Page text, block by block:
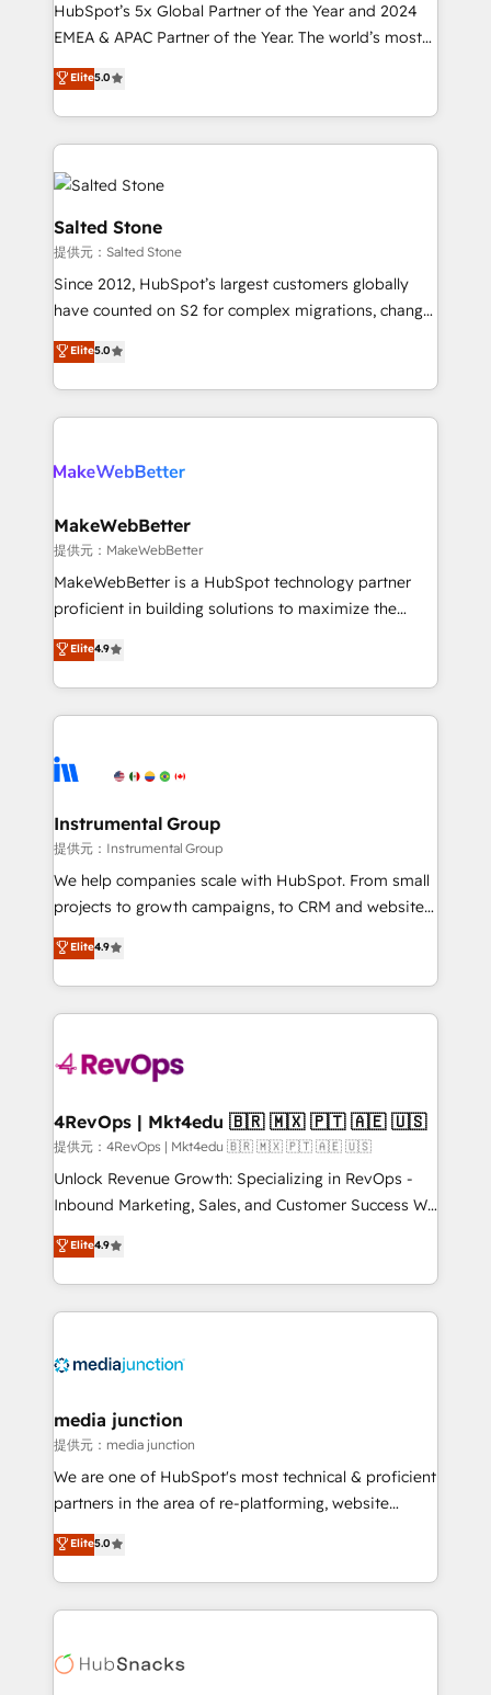
HubSpot’s 5x Global Partner of the Year and 2024
EMEA & APAC Partner of the Year. The world’s most
experienced and fully accredited HubSpot Solutions
Partner. 🚀 With 2,750+ HubSpot projects delivered
and 370+ specialists across EMEA, APAC and NAM,
we de-risk complex CRM programmes and
accelerate ROI across every HubSpot Hub. 🧭 From
multi-region migrations to AI-powered automation,
we turn complexity into clarity, human at global
scale. 🏆 HubSpot’s CEO called us “the partner of the
future.” Others agree it is proof of trust built through
measurable impact.
Elite5.0
Salted Stone
提供元：Salted Stone
Since 2012, HubSpot’s largest customers globally
have counted on S2 for complex migrations, change
management, systems integration, and creative
solutions that deliver measurable impact and
transform brand experiences As one of the few full-
service creative agencies in the HubSpot
winning design to build scalable, globally
marketing campaigns, & RevOps frameworks that
fuel long-term success We connect the entire
customer lifecycle through seamless integrations,
ensure long-term adoption with change-
and service to drive sustainable growth With 6 key
HubSpot accreditations and experience across
teams has worked with clients just like you Let’s
explore whether S2 is the partner you’ve been
Elite5.0
MakeWebBetter
提供元：MakeWebBetter
MakeWebBetter is a HubSpot technology partner
proficient in building solutions to maximize the
operational efficiency of HubSpot. The fastest-
growing tech-enabler & facilitator, MakeWebBetter,
hands you the blend of HubSpot expertise &
eminent solutions & integrations. Trust us to
Elite Partners with 10+ years of HubSpot experience
Premier Partner 2023 🌟5 HubSpot Accreditations 🌟
Won HubSpot Theme Challenge 2021 🌟INBOUND’19
HubSpot Rising Star Why us? Harnessing the full
potential of the powerful HubSpot CRM. ✔️A team of
HubSpot experience ✔️Flexible pricing models —
Hourly-fee (assigned one Dedicated HubSpot
requirement). ✔️Helped over 25,000+ customers so
far with our HubSpot solutions. ✔️Bespoke apps &
on-demand bundle services. Connect with us today!
Elite4.9
Instrumental Group
提供元：Instrumental Group
We help companies scale with HubSpot. From small
projects to growth campaigns, to CRM and websites.
Hire an agency that's experienced in every inch of
HubSpot and willing to work hand-in-hand with your
team to simplify the complex and build a better
experience for your team and customers.
Elite4.9
4RevOps | Mkt4edu 🇧🇷 🇲🇽 🇵🇹 🇦🇪 🇺🇸
提供元：4RevOps | Mkt4edu 🇧🇷 🇲🇽 🇵🇹 🇦🇪 🇺🇸
Unlock Revenue Growth: Specializing in RevOps -
Inbound Marketing, Sales, and Customer Success We
specialize in driving revenue growth for companies
across industries through tailored marketing, sales,
and customer success strategies, utilizing RevOps
methodologies. As Latin America's largest HubSpot
offer unparalleled insights. Operating in five
Mexico, USA, and Portugal—we've executed over a
hundred successful operations. Our approach,
rooted in RevOps principles, integrates analysis,
training, planning, and qualification. Leveraging
inbound marketing tactics, we focus on
understanding, nurturing, and converting leads.
competitive market.
Elite4.9
media junction
提供元：media junction
We are one of HubSpot's most technical & proficient
partners in the area of re-platforming, website
design & development. We specialize in multi-hub
implementations for mid-market & enterprise
companies. We are woman-owned, powered by
coffee, and we ❤️ dogs. We produce award-winning
Impact Award 🏆2022 Technical Expertise Impact
Elite5.0